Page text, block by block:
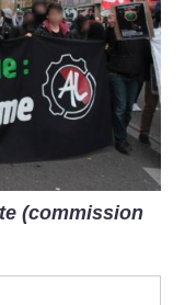
(commission